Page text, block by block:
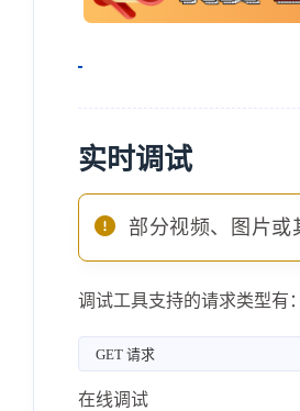
实时调试
部分视频、图片或
调试工具支持的请求类型有
在线调试